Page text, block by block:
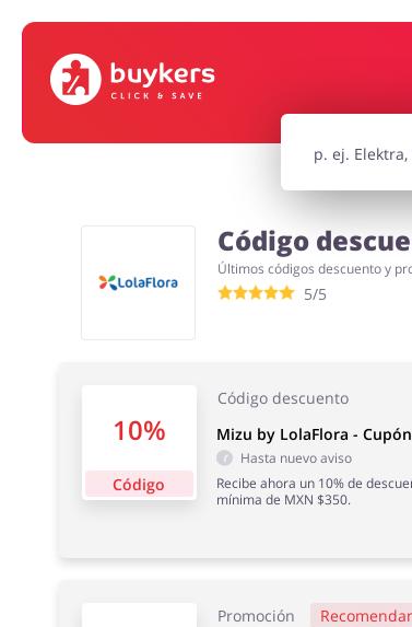
Supermercado
Motorización
Código
Últimos códigos descuento y
5/5
10%
Código
Código descuento
Mizu by LolaFlora -
Recibe ahora un 10% de
mínima de MXN $350.
Hasta nuevo aviso
Promoción